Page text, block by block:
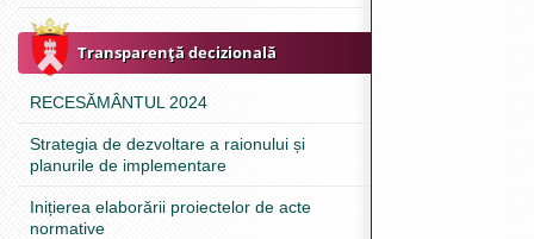
Transparenţă decizională
RECESĂMÂNTUL 2024
Strategia de dezvoltare a raionului și
planurile de implementare
Inițierea elaborării proiectelor de acte
normative